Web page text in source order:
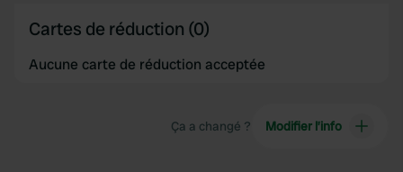
Cartes de réduction (0)
Aucune carte de réduction acceptée
Ça a changé ? Modifier l’info